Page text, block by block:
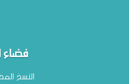
فضاء
النسخ